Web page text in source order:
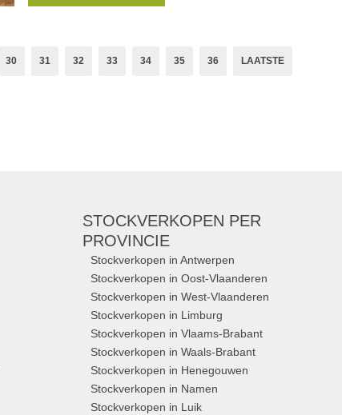
30 31 32 33 34 35 36 LAATSTE
STOCKVERKOPEN PER
PROVINCIE
Stockverkopen in Antwerpen
Stockverkopen in Oost-Vlaanderen
Stockverkopen in West-Vlaanderen
Stockverkopen in Limburg
Stockverkopen in Vlaams-Brabant
Stockverkopen in Waals-Brabant
Stockverkopen in Henegouwen
Stockverkopen in Namen
Stockverkopen in Luik